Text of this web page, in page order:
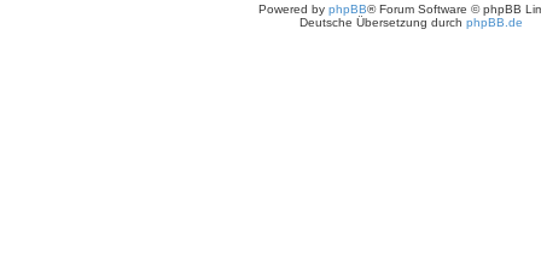
Powered by phpBB® Forum Software © phpBB
Deutsche Übersetzung durch phpBB.de